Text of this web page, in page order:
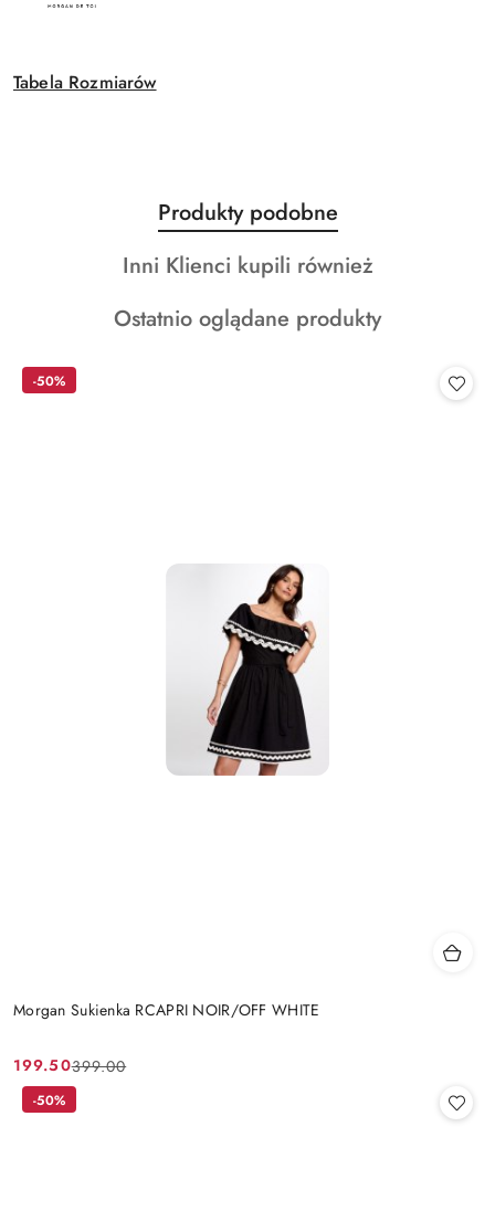
Tabela Rozmiarów
Pomiń karuzelę produktów
Produkty
o
statusie:
Produkty podobne
Produkty
statusie:
Inni Klienci kupili również
Produkty
Ostatnio oglądane produkty
Morgan Sukienka RCAPRI NOIR/OFF WHITE
Cena
promocyjna:
199.50
Cena
przed
399.00
-50%
-50%